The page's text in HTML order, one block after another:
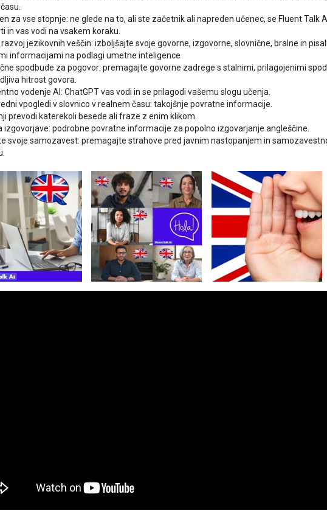
za vse stopnje: ne glede na to, ali ste začetnik ali napreden učenec, se Fluent Talk
in vas vodi na vsakem koraku.
razvoj jezikovnih veščin: izboljšajte svoje govorne, izgovorne, slovnične, bralne in
informacijami na podlagi umetne inteligence
spodbude za pogovor: premagajte govorne zadrege s stalnimi, prilagojenimi
hitrost govora.
vodenje AI: ChatGPT vas vodi in se prilagodi vašemu slogu učenja.
vpogledi v slovnico v realnem času: takojšnje povratne informacije.
prevodi katerekoli besede ali fraze z enim klikom.
izgovorjave: podrobne povratne informacije za popolno izgovarjanje angleščine.
svoje samozavest: premagajte strahove pred javnim nastopanjem in